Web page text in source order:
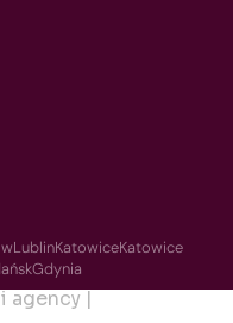
LublinKatowiceKatowice
Gdynia
agency |